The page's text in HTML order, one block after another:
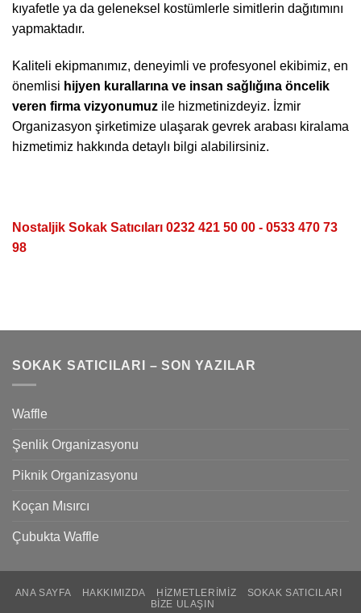
kıyafetle ya da geleneksel kostümlerle simitlerin dağıtımını
yapmaktadır.
Kaliteli ekipmanımız, deneyimli ve profesyonel ekibimiz, en
önemlisi hijyen kurallarına ve insan sağlığına öncelik
veren firma vizyonumuz ile hizmetinizdeyiz. İzmir
Organizasyon şirketimize ulaşarak gevrek arabası kiralama
hizmetimiz hakkında detaylı bilgi alabilirsiniz.
Nostaljik Sokak Satıcıları 0232 421 50 00 - 0533 470 73
98
SOKAK SATICILARI – SON YAZILAR
Waffle
Şenlik Organizasyonu
Piknik Organizasyonu
Koçan Mısırcı
Çubukta Waffle
ANA SAYFA HAKKIMIZDA HIZMETLERIMIZ
SOKAK SATICILARI
BIZE ULAŞIN